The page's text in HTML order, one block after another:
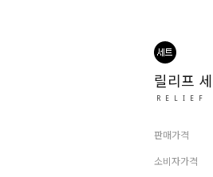
릴리프
RELIEF
판매가격
소비자가격